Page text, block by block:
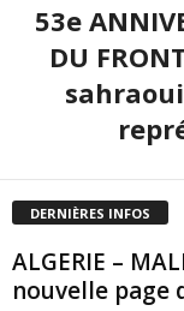
53e
DU
DERNIÈRES INFOS
ALGERIE –
nouvelle page